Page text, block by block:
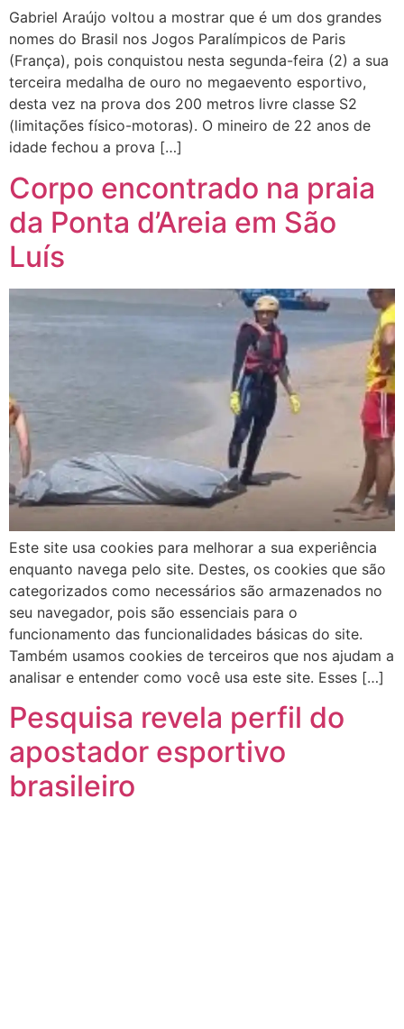
Gabriel Araújo voltou a mostrar que é um dos grandes
nomes do Brasil nos Jogos Paralímpicos de Paris
(França), pois conquistou nesta segunda-feira (2) a sua
terceira medalha de ouro no megaevento esportivo,
desta vez na prova dos 200 metros livre classe S2
(limitações físico-motoras). O mineiro de 22 anos de
idade fechou a prova […]
Corpo encontrado na praia
da Ponta d’Areia em São
Luís
Este site usa cookies para melhorar a sua experiência
enquanto navega pelo site. Destes, os cookies que são
categorizados como necessários são armazenados no
seu navegador, pois são essenciais para o
funcionamento das funcionalidades básicas do site.
Também usamos cookies de terceiros que nos ajudam a
analisar e entender como você usa este site. Esses […]
Pesquisa revela perfil do
apostador esportivo
brasileiro